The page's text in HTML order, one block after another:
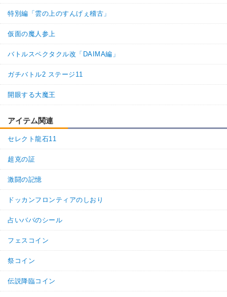
特別編「雲の上のすんげぇ稽古」
仮面の魔人参上
バトルスペクタクル改「DAIMA編」
ガチバトル2 ステージ11
開眼する大魔王
アイテム関連
セレクト龍石11
超克の証
激闘の記憶
ドッカンフロンティアのしおり
占いババのシール
フェスコイン
祭コイン
伝説降臨コイン